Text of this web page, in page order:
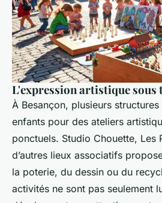
L'expression artistique sous
À Besançon, plusieurs
enfants pour des ateliers
ponctuels. Studio Chouette, Les
d’autres lieux associatifs
la poterie, du dessin ou du
activités ne sont pas seulement